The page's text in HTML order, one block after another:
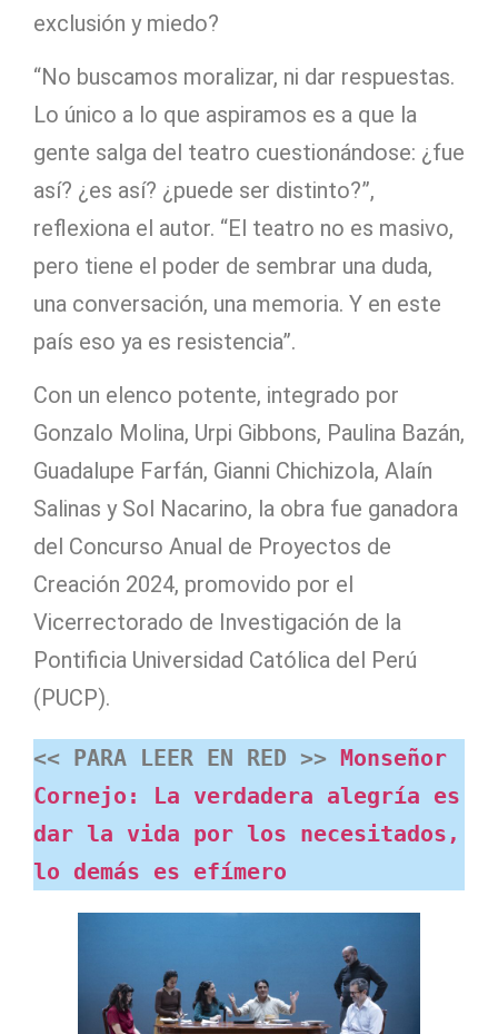
exclusión y miedo?
“No buscamos moralizar, ni dar respuestas.
Lo único a lo que aspiramos es a que la
gente salga del teatro cuestionándose: ¿fue
así? ¿es así? ¿puede ser distinto?”,
reflexiona el autor. “El teatro no es masivo,
pero tiene el poder de sembrar una duda,
una conversación, una memoria. Y en este
país eso ya es resistencia”.
Con un elenco potente, integrado por
Gonzalo Molina, Urpi Gibbons, Paulina Bazán,
Guadalupe Farfán, Gianni Chichizola, Alaín
Salinas y Sol Nacarino, la obra fue ganadora
del Concurso Anual de Proyectos de
Creación 2024, promovido por el
Vicerrectorado de Investigación de la
Pontificia Universidad Católica del Perú
(PUCP).
<< PARA LEER EN RED >> Monseñor
Cornejo: La verdadera alegría es
dar la vida por los necesitados,
lo demás es efímero